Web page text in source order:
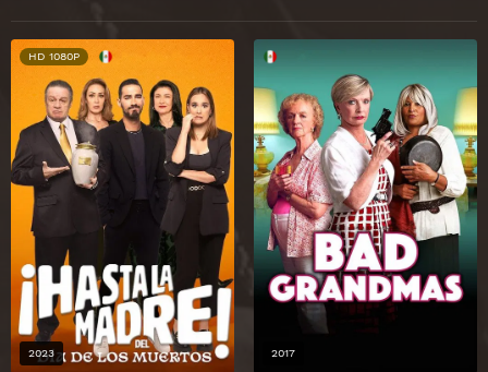
HD 1080P
2023 2017